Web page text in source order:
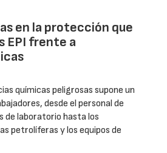
en la protección que
EPI frente a
químicas peligrosas supone un
desde el personal de
de laboratorio hasta los
petrolíferas y los equipos de